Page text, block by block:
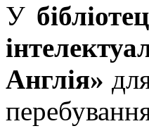
У
Англія»